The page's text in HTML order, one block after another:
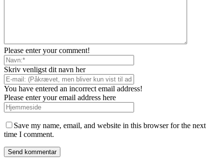
Please enter your comment!
Skriv venligst dit navn her
You have entered an incorrect email address!
Please enter your email address here
Save my name, email, and website in this browser for the next
time I comment.